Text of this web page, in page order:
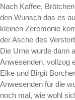
Nach Kaffee,
den Wunsch das es
kleinen Zeremonie
der Asche des
Die Urne wurde dann
Anwesenden, vollzog
Elke und Birgit
Anwesenden für die
noch mal, wie wohl